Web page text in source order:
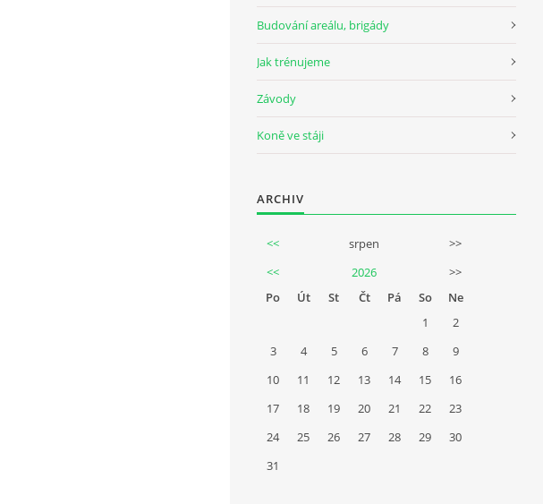
Budování areálu, brigády
Jak trénujeme
Závody
Koně ve stáji
ARCHIV
<< srpen
>>
<<
2026
>>
Po
Út St Čt Pá So
Ne
1
2
3
4 5 6 7 8
9
10
11 12 13 14 15
16
17
18 19 20 21 22
23
24
25 26 27 28 29
30
31